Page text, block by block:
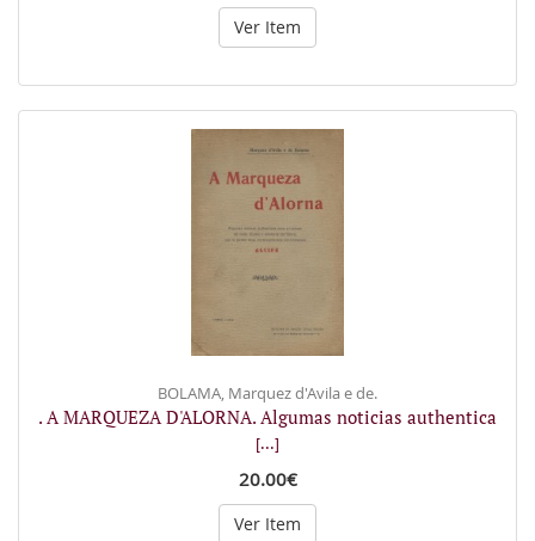
Ver Item
BOLAMA, Marquez d'Avila e de.
. A MARQUEZA D'ALORNA. Algumas noticias authentica
[...]
20.00€
Ver Item